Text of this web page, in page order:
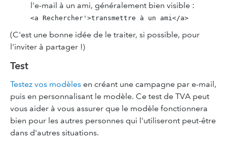
l'e-mail à un ami, généralement bien visible :
<a Rechercher'>transmettre à un ami</a>
(C'est une bonne idée de le traiter, si possible, pour
l'inviter à partager !)
Test
Testez vos modèles en créant une campagne par e-mail,
puis en personnalisant le modèle. Ce test de TVA peut
vous aider à vous assurer que le modèle fonctionnera
bien pour les autres personnes qui l'utiliseront peut-être
dans d'autres situations.